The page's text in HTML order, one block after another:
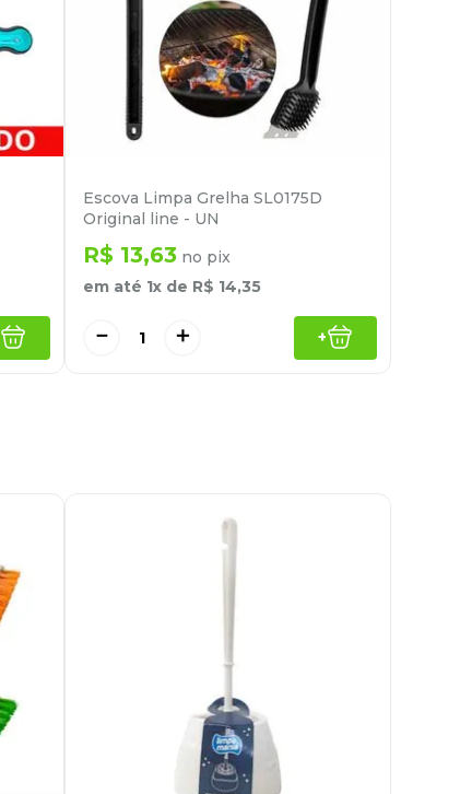
Escova Limpa Grelha SL0175D
Original line - UN
R$ 13,63 no pix
em até 1x de R$ 14,35
＋
－ +